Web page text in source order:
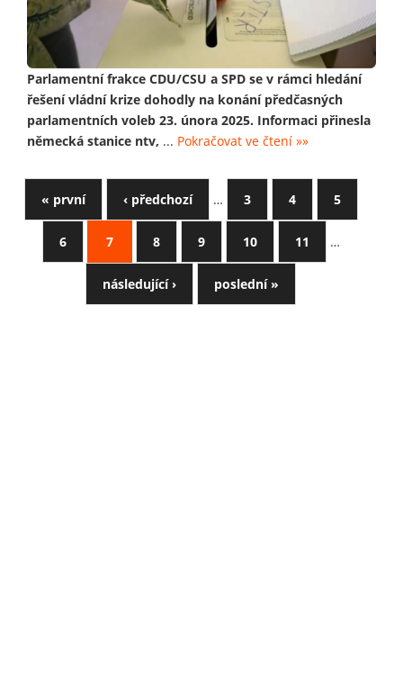
Parlamentní frakce CDU/CSU a SPD se v rámci hledání
řešení vládní krize dohodly na konání předčasných
parlamentních voleb 23. února 2025. Informaci přinesla
německá stanice ntv, ... Pokračovat ve čtení »»
« první ‹ předchozí … 3 4 5
6 7 8 9 10 11 …
následující › poslední »